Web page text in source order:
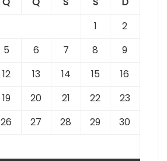
1
2
5 6 7 8
9
12 13 14 15
16
19 20 21 22
23
26 27 28 29
30